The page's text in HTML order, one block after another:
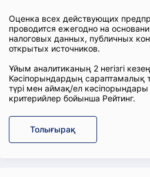
Оценка всех действующих
проводится ежегодно на
налоговых данных, публичных
открытых источников.
Ұйым аналитиканың 2 негізгі
Кәсіпорындардың сараптамалық
түрі мен аймақ/ел
критерийлер бойынша Рейтинг.
Толығырақ